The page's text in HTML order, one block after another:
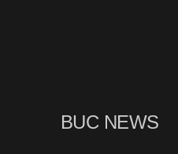
BUC NEWS